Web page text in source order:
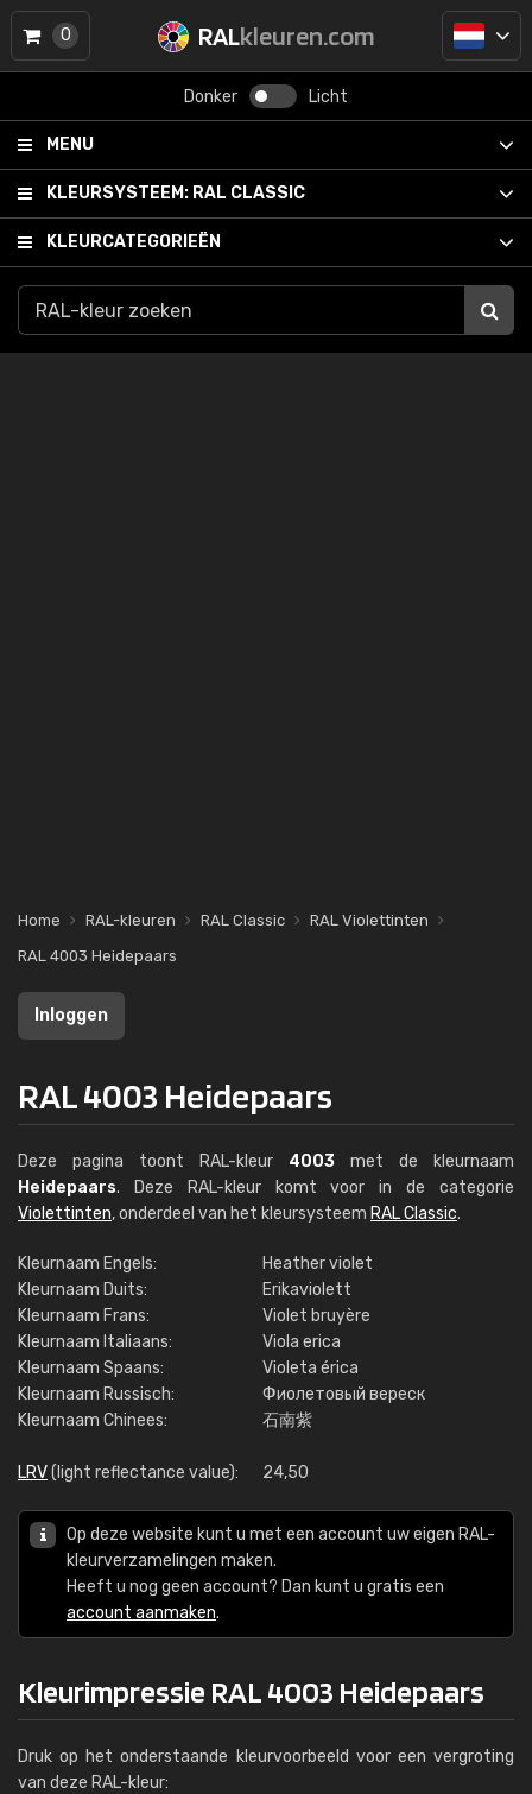
RALkleuren.com
Donker Licht
MENU
KLEURSYSTEEM: RAL CLASSIC
KLEURCATEGORIEËN
0
Home RAL-kleuren RAL Classic
RAL Violettinten
RAL 4003 Heidepaars
Inloggen
RAL 4003 Heidepaars
Deze pagina toont RAL-kleur 4003 met de kleurnaam
Heidepaars. Deze RAL-kleur komt voor in de categorie
Violettinten, onderdeel van het kleursysteem RAL Classic.
Kleurnaam Engels:
Heather violet
Kleurnaam Duits:
Erikaviolett
Kleurnaam Frans:
Violet bruyère
Kleurnaam Italiaans:
Viola erica
Kleurnaam Spaans:
Violeta érica
Kleurnaam Russisch:
Фиолетовый вереск
Kleurnaam Chinees:
石南紫
LRV(light reflectance value): 24,50
Op deze website kunt u met een account uw eigen RAL-
kleurverzamelingen maken.
Heeft u nog geen account? Dan kunt u gratis een
account aanmaken.
Kleurimpressie RAL 4003 Heidepaars
Druk op het onderstaande kleurvoorbeeld voor een vergroting
van deze RAL-kleur: